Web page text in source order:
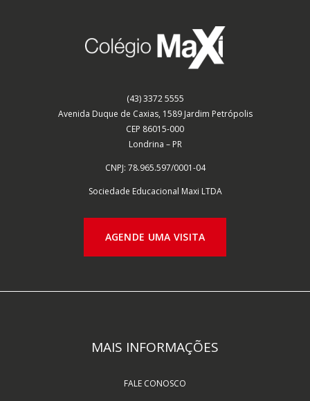
(43) 3372 5555
Avenida Duque de Caxias, 1589 Jardim Petrópolis
CEP 86015-000
Londrina – PR
CNPJ: 78.965.597/0001-04
Sociedade Educacional Maxi LTDA
AGENDE UMA VISITA
MAIS INFORMAÇÕES
FALE CONOSCO